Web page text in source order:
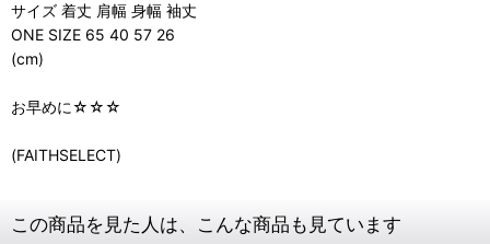
サイズ 着丈 肩幅 身幅 袖丈
ONE SIZE 65 40 57 26
(cm)
お早めに☆☆☆
(FAITHSELECT)
この商品を見た人は、こんな商品も見ています